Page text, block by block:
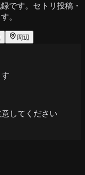
です。セトリ投稿・
。
周辺
してください